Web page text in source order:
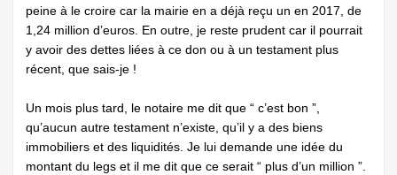
peine à le croire car la mairie en a déjà reçu un en 2017, de
1,24 million d’euros. En outre, je reste prudent car il pourrait
y avoir des dettes liées à ce don ou à un testament plus
récent, que sais-je !
Un mois plus tard, le notaire me dit que “ c’est bon ”,
qu’aucun autre testament n’existe, qu’il y a des biens
immobiliers et des liquidités. Je lui demande une idée du
montant du legs et il me dit que ce serait “ plus d’un million ”.